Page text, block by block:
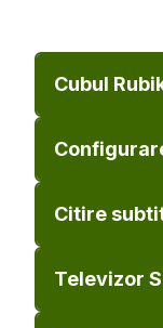
Cubul
Citire
Televizor